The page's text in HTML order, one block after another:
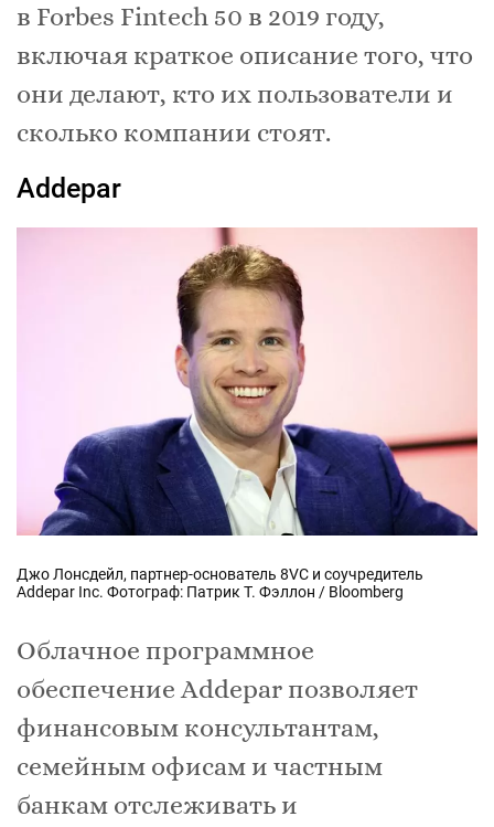
в Forbes Fintech 50 в 2019 году,
включая краткое описание того, что
они делают, кто их пользователи и
сколько компании стоят.
Addepar
Джо Лонсдейл, партнер-основатель 8VC и соучредитель
Addepar Inc. Фотограф: Патрик Т. Фэллон / Bloomberg
Облачное программное
обеспечение Addepar позволяет
финансовым консультантам,
семейным офисам и частным
банкам отслеживать и